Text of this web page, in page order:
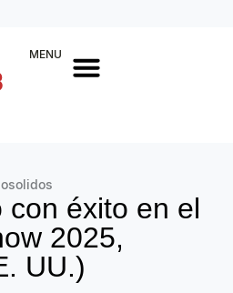
MENU
con éxito en el
2025,
UU.)